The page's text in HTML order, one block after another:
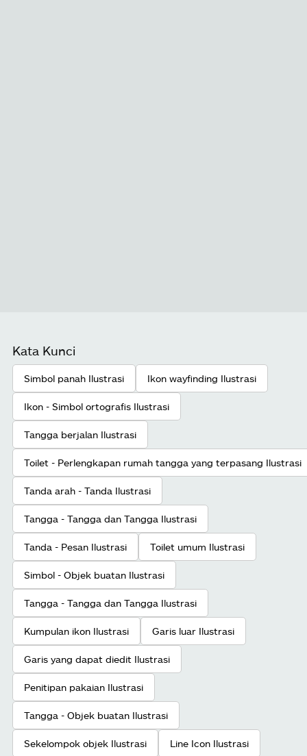
Kata Kunci
Simbol panah Ilustrasi Ikon wayfinding Ilustrasi
Ikon - Simbol ortografis Ilustrasi
Tangga berjalan Ilustrasi
Toilet - Perlengkapan rumah tangga yang terpasang Ilustrasi
Tanda arah - Tanda Ilustrasi
Tangga - Tangga dan Tangga Ilustrasi
Tanda - Pesan Ilustrasi Toilet umum Ilustrasi
Simbol - Objek buatan Ilustrasi
Tangga - Tangga dan Tangga Ilustrasi
Kumpulan ikon Ilustrasi Garis luar Ilustrasi
Garis yang dapat diedit Ilustrasi
Penitipan pakaian Ilustrasi
Tangga - Objek buatan Ilustrasi
Sekelompok objek Ilustrasi Line Icon Ilustrasi